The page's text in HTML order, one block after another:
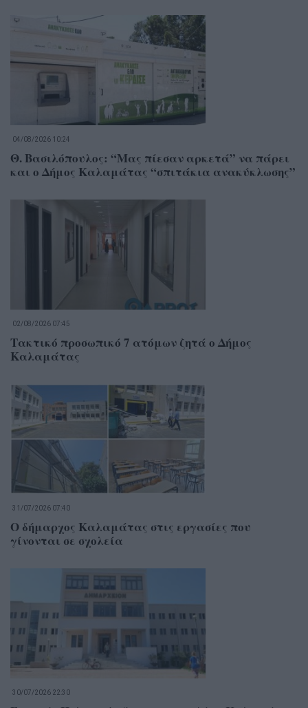
04/08/2026 10:24
Θ. Βασιλόπουλος: “Μας πίεσαν αρκετά” να πάρει
και ο Δήμος Καλαμάτας “σπιτάκια ανακύκλωσης”
02/08/2026 07:45
Τακτικό προσωπικό 7 ατόμων ζητά ο Δήμος
Καλαμάτας
31/07/2026 07:40
Ο δήμαρχος Καλαμάτας στις εργασίες που
γίνονται σε σχολεία
30/07/2026 22:30